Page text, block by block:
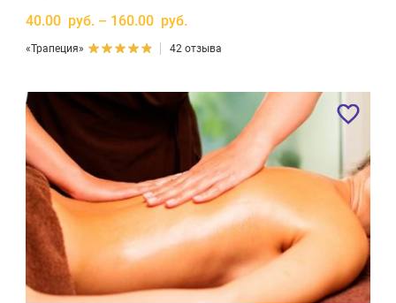
40.00 руб. – 160.00 руб.
«Трапеция» 42 отзыва